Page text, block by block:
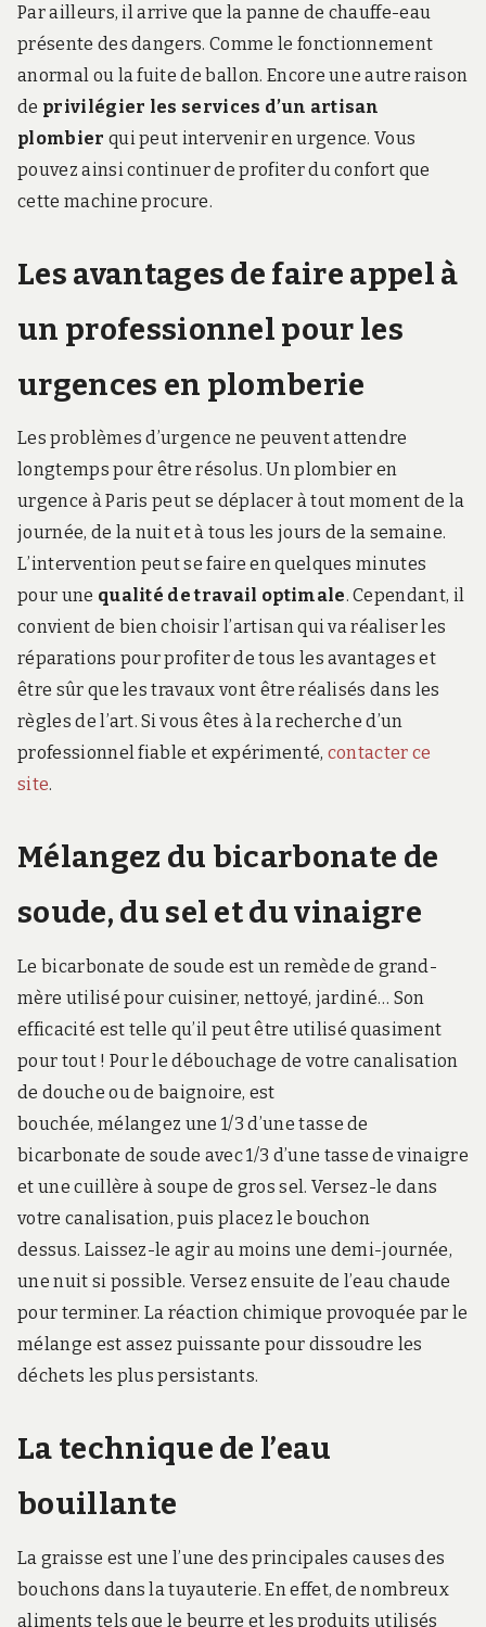
Par ailleurs, il arrive que la panne de chauffe-eau
présente des dangers. Comme le fonctionnement
anormal ou la fuite de ballon. Encore une autre raison
de privilégier les services d’un artisan
plombier qui peut intervenir en urgence. Vous
pouvez ainsi continuer de profiter du confort que
cette machine procure.
Les avantages de faire appel à
un professionnel pour les
urgences en plomberie
Les problèmes d’urgence ne peuvent attendre
longtemps pour être résolus. Un plombier en
urgence à Paris peut se déplacer à tout moment de la
journée, de la nuit et à tous les jours de la semaine.
L’intervention peut se faire en quelques minutes
pour une qualité de travail optimale. Cependant, il
convient de bien choisir l’artisan qui va réaliser les
réparations pour profiter de tous les avantages et
être sûr que les travaux vont être réalisés dans les
règles de l’art. Si vous êtes à la recherche d’un
professionnel fiable et expérimenté, contacter ce
site.
Mélangez du bicarbonate de
soude, du sel et du vinaigre
Le bicarbonate de soude est un remède de grand-
mère utilisé pour cuisiner, nettoyé, jardiné… Son
efficacité est telle qu’il peut être utilisé quasiment
pour tout ! Pour le débouchage de votre canalisation
de douche ou de baignoire, est
bouchée, mélangez une 1/3 d’une tasse de
bicarbonate de soude avec 1/3 d’une tasse de vinaigre
et une cuillère à soupe de gros sel. Versez-le dans
votre canalisation, puis placez le bouchon
dessus. Laissez-le agir au moins une demi-journée,
une nuit si possible. Versez ensuite de l’eau chaude
pour terminer. La réaction chimique provoquée par le
mélange est assez puissante pour dissoudre les
déchets les plus persistants.
La technique de l’eau
bouillante
La graisse est une l’une des principales causes des
bouchons dans la tuyauterie. En effet, de nombreux
aliments tels que le beurre et les produits utilisés